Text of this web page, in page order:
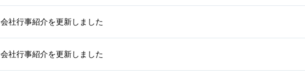
会社行事紹介を更新しました
会社行事紹介を更新しました